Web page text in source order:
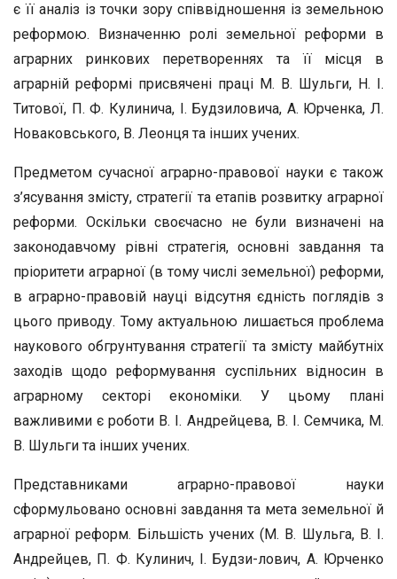
є її аналіз із точки зору співвідношення із земельною
ре­формою. Визначенню ролі земельної реформи в
аграрних ринко­вих перетвореннях та її місця в
аграрній реформі присвячені пра­ці М. В. Шульги, H. І.
Титової, П. Ф. Кулинича, І. Будзиловича, А. Юрченка, Л.
Новаковського, В. Леонця та інших учених.
Предметом сучасної аграрно-правової науки є також
з’ясування змісту, стратегії та етапів розвитку аграрної
реформи. Оскільки своєчасно не були визначені на
законодавчому рівні стратегія, ос­новні завдання та
пріоритети аграрної (в тому числі земельної) ре­форми,
в аграрно-правовій науці відсутня єдність поглядів з
цього приводу. Тому актуальною лишається проблема
наукового обгрун­тування стратегії та змісту майбутніх
заходів щодо реформування суспільних відносин в
аграрному секторі економіки. У цьому пла­ні
важливими є роботи В. I. Андрейцева, В. I. Семчика, М.
В. Шуль­ги та інших учених.
Представниками аграрно-правової науки
сформульовано ос­новні завдання та мета земельної й
аграрної реформ. Більшість учених (М. В. Шульга, В. І.
Андрейцев, П. Ф. Кулинич, І. Будзи-лович, А. Юрченко